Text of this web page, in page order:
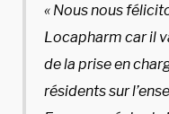
« Nous nous
Locapharm car il
de la prise en
résidents sur